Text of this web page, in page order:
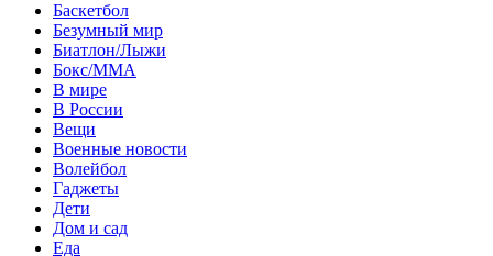
Баскетбол
Безумный мир
Биатлон/Лыжи
Бокс/MMA
В мире
В России
Вещи
Военные новости
Волейбол
Гаджеты
Дети
Дом и сад
Еда